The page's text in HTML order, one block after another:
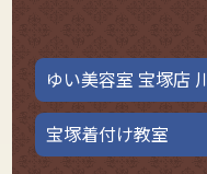
ゆい美容室 宝塚店
宝塚着付け教室